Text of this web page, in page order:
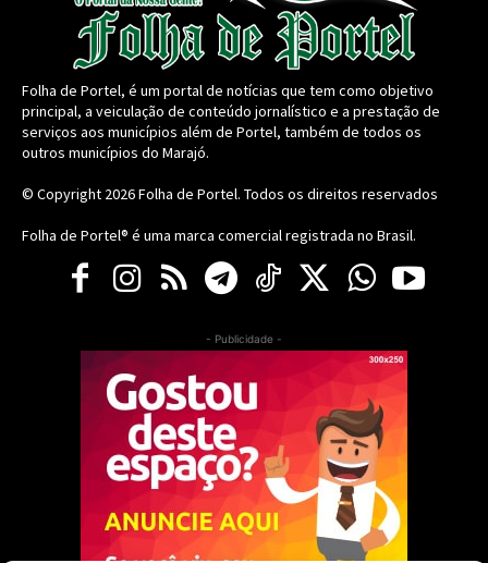
Folha de Portel, é um portal de notícias que tem como objetivo
principal, a veiculação de conteúdo jornalístico e a prestação de
serviços aos municípios além de Portel, também de todos os
outros municípios do Marajó.
© Copyright 2026Folha de Portel. Todos os direitos reservados
Folha de Portel® é uma marca comercial registrada no Brasil.
- Publicidade -